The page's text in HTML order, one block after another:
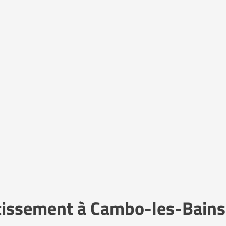
à Cambo-les-Bains